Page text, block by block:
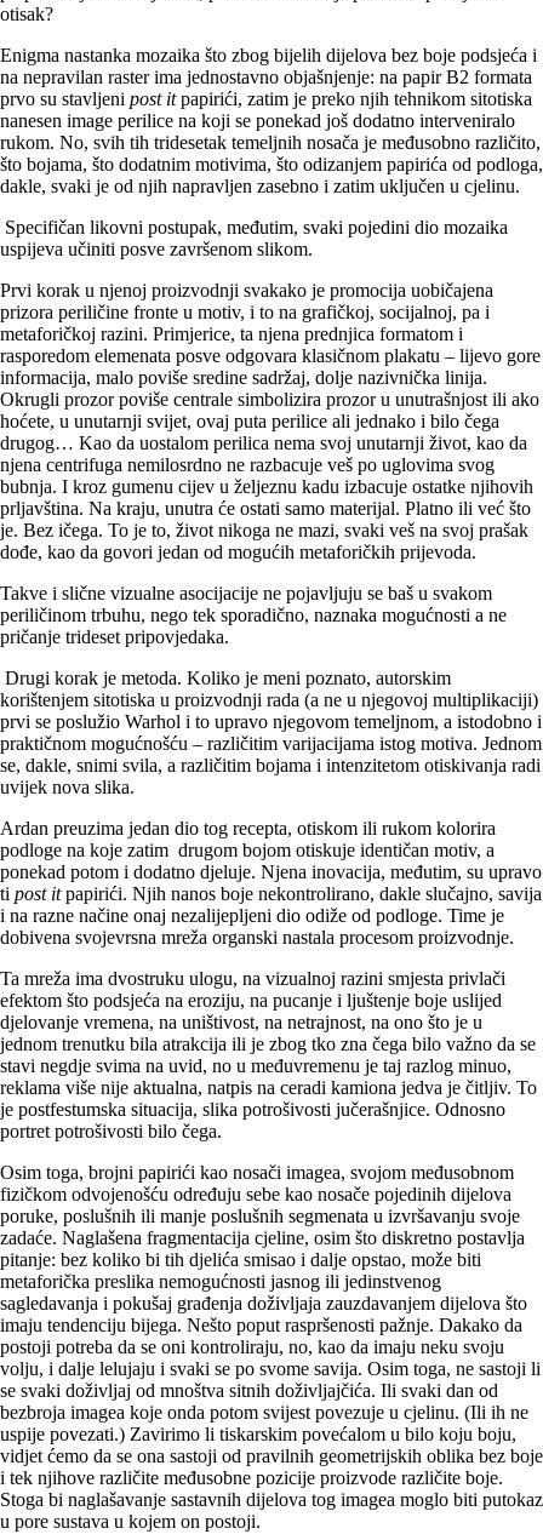
otisak?
Enigma nastanka mozaika što zbog bijelih dijelova bez boje podsjeća i
na nepravilan raster ima jednostavno objašnjenje: na papir B2 formata
prvo su stavljeni post itpapirići, zatim je preko njih tehnikom sitotiska
nanesen image perilice na koji se ponekad još dodatno interveniralo
rukom. No, svih tih tridesetak temeljnih nosača je međusobno različito,
što bojama, što dodatnim motivima, što odizanjem papirića od podloga,
dakle, svaki je od njih napravljen zasebno i zatim uključen u cjelinu.
Specifičan likovni postupak, međutim, svaki pojedini dio mozaika
uspijeva učiniti posve završenom slikom.
Prvi korak u njenoj proizvodnji svakako je promocija uobičajena
prizora periličine fronte u motiv, i to na grafičkoj, socijalnoj, pa i
metaforičkoj razini. Primjerice, ta njena prednjica formatom i
rasporedom elemenata posve odgovara klasičnom plakatu – lijevo gore
informacija, malo poviše sredine sadržaj, dolje nazivnička linija.
Okrugli prozor poviše centrale simbolizira prozor u unutrašnjost ili ako
hoćete, u unutarnji svijet, ovaj puta perilice ali jednako i bilo čega
drugog… Kao da uostalom perilica nema svoj unutarnji život, kao da
njena centrifuga nemilosrdno ne razbacuje veš po uglovima svog
bubnja. I kroz gumenu cijev u željeznu kadu izbacuje ostatke njihovih
prljavština. Na kraju, unutra će ostati samo materijal. Platno ili već što
je. Bez ičega. To je to, život nikoga ne mazi, svaki veš na svoj prašak
dođe, kao da govori jedan od mogućih metaforičkih prijevoda.
Takve i slične vizualne asocijacije ne pojavljuju se baš u svakom
periličinom trbuhu, nego tek sporadično, naznaka mogućnosti a ne
pričanje trideset pripovjedaka.
Drugi korak je metoda. Koliko je meni poznato, autorskim
korištenjem sitotiska u proizvodnji rada (a ne u njegovoj multiplikaciji)
prvi se poslužio Warhol i to upravo njegovom temeljnom, a istodobno i
praktičnom mogućnošću – različitim varijacijama istog motiva. Jednom
se, dakle, snimi svila, a različitim bojama i intenzitetom otiskivanja radi
uvijek nova slika.
Ardan preuzima jedan dio tog recepta, otiskom ili rukom kolorira
podloge na koje zatim drugom bojom otiskuje identičan motiv, a
ponekad potom i dodatno djeluje. Njena inovacija, međutim, su upravo
ti post itpapirići. Njih nanos boje nekontrolirano, dakle slučajno, savija
i na razne načine onaj nezalijepljeni dio odiže od podloge. Time je
dobivena svojevrsna mreža organski nastala procesom proizvodnje.
Ta mreža ima dvostruku ulogu, na vizualnoj razini smjesta privlači
efektom što podsjeća na eroziju, na pucanje i ljuštenje boje uslijed
djelovanje vremena, na uništivost, na netrajnost, na ono što je u
jednom trenutku bila atrakcija ili je zbog tko zna čega bilo važno da se
stavi negdje svima na uvid, no u međuvremenu je taj razlog minuo,
reklama više nije aktualna, natpis na ceradi kamiona jedva je čitljiv. To
je postfestumska situacija, slika potrošivosti jučerašnjice. Odnosno
portret potrošivosti bilo čega.
Osim toga, brojni papirići kao nosači imagea, svojom međusobnom
fizičkom odvojenošću određuju sebe kao nosače pojedinih dijelova
poruke, poslušnih ili manje poslušnih segmenata u izvršavanju svoje
zadaće. Naglašena fragmentacija cjeline, osim što diskretno postavlja
pitanje: bez koliko bi tih djelića smisao i dalje opstao, može biti
metaforička preslika nemogućnosti jasnog ili jedinstvenog
sagledavanja i pokušaj građenja doživljaja zauzdavanjem dijelova što
imaju tendenciju bijega. Nešto poput raspršenosti pažnje. Dakako da
postoji potreba da se oni kontroliraju, no, kao da imaju neku svoju
volju, i dalje lelujaju i svaki se po svome savija. Osim toga, ne sastoji li
se svaki doživljaj od mnoštva sitnih doživljajčića. Ili svaki dan od
bezbroja imagea koje onda potom svijest povezuje u cjelinu. (Ili ih ne
uspije povezati.) Zavirimo li tiskarskim povećalom u bilo koju boju,
vidjet ćemo da se ona sastoji od pravilnih geometrijskih oblika bez boje
i tek njihove različite međusobne pozicije proizvode različite boje.
Stoga bi naglašavanje sastavnih dijelova tog imagea moglo biti putokaz
u pore sustava u kojem on postoji.